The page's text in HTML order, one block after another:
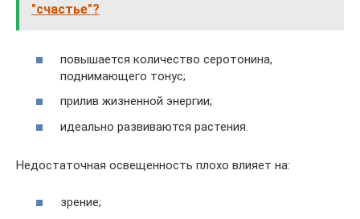
"счастье"?
повышается количество серотонина,
поднимающего тонус;
прилив жизненной энергии;
идеально развиваются растения.
Недостаточная освещенность плохо влияет на:
зрение;